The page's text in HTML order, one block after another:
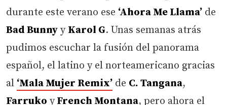
durante este verano ese ‘Ahora Me Llama’ de
Bad Bunny y Karol G. Unas semanas atrás
pudimos escuchar la fusión del panorama
español, el latino y el norteamericano gracias
al ‘Mala Mujer Remix’ de C. Tangana,
Farruko yFrench Montana, pero ahora el